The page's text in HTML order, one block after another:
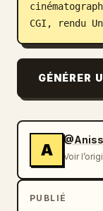
CGI, rendu
GÉNÉRER
A Voir
PUBLIÉ